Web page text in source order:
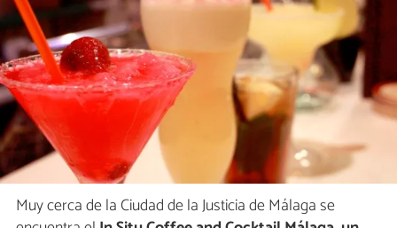
Muy cerca de la Ciudad de la Justicia de Málaga se